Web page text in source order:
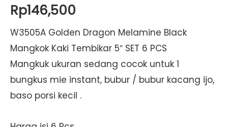
Rp146,500
W3505A Golden Dragon Melamine Black
Mangkok Kaki Tembikar 5″ SET 6 PCS
Mangkuk ukuran sedang cocok untuk 1
bungkus mie instant, bubur / bubur kacang ijo,
baso porsi kecil .